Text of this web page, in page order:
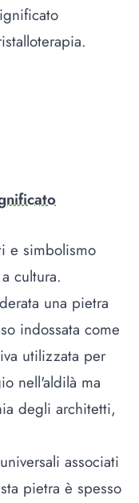
e simbolismo
cultura.
una pietra
indossata come
utilizzata per
nell'aldilà ma
degli architetti,
associati
pietra è spesso